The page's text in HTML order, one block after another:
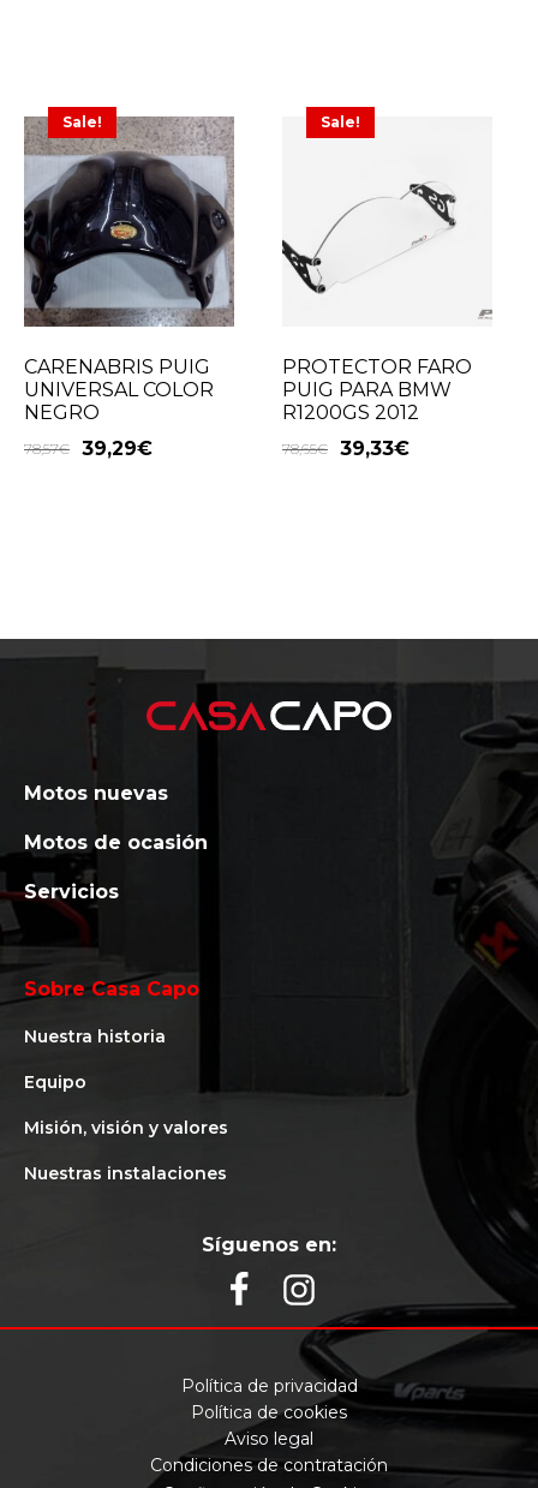
Sale!
CARENABRIS PUIG
UNIVERSAL COLOR
NEGRO
78,57€ 39,29€
Sale!
PROTECTOR FARO
PUIG PARA BMW
R1200GS 2012
78,65€ 39,33€
Motos nuevas
Motos de ocasión
Servicios
Sobre Casa Capo
Nuestra historia
Equipo
Misión, visión y valores
Nuestras instalaciones
Síguenos en:
Política de privacidad
Política de cookies
Aviso legal
Condiciones de contratación